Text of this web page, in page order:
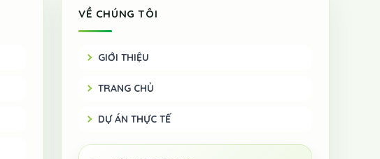
VỀ CHÚNG TÔI
GIỚI THIỆU
TRANG CHỦ
DỰ ÁN THỰC TẾ